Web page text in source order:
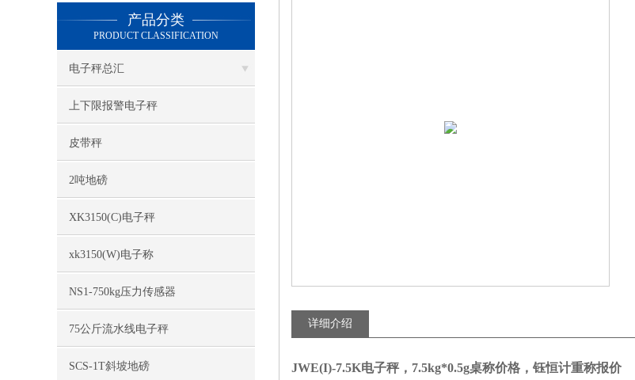
产品分类
PRODUCT CLASSIFICATION
电子秤总汇
上下限报警电子秤
皮带秤
2吨地磅
XK3150(C)电子秤
xk3150(W)电子称
NS1-750kg压力传感器
75公斤流水线电子秤
SCS-1T斜坡地磅
详细介绍
JWE(I)-7.5K电子秤，7.5kg*0.5g桌称价格，钰恒计重称报价